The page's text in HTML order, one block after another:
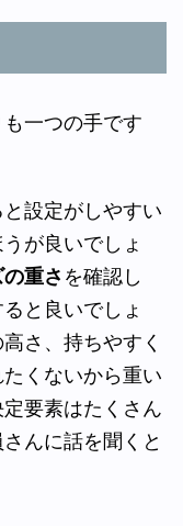
一つの手です
設定がしやすい
が良いでしょ
重さ を確認し
と良いでしょ
さ、持ちやすく
くないから重い
要素はたくさん
んに話を聞くと